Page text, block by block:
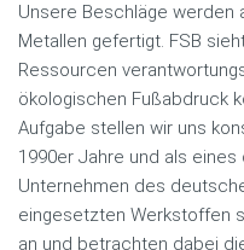
Unsere Beschläge werden
Metallen gefertigt. FSB
Ressourcen
ökologischen Fußabdruck
Aufgabe stellen wir uns
1990er Jahre und als
Unternehmen des
eingesetzten Werkstoffen
an und betrachten dabei